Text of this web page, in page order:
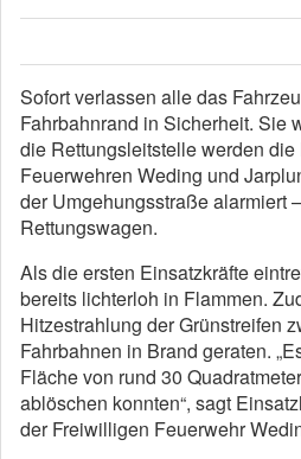
Sofort verlassen alle das
Fahrbahnrand in Sicherheit. Sie
die Rettungsleitstelle werden
Feuerwehren Weding und
der Umgehungsstraße alarmiert
Rettungswagen.
Als die ersten Einsatzkräfte
bereits lichterloh in Flammen.
Hitzestrahlung der Grünstreifen
Fahrbahnen in Brand geraten.
Fläche von rund 30
ablöschen konnten“, sagt
der Freiwilligen Feuerwehr